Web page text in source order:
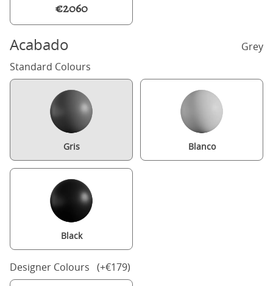
€2060
Acabado
Grey
Standard Colours
Gris Blanco
Black
Designer Colours (+€179)